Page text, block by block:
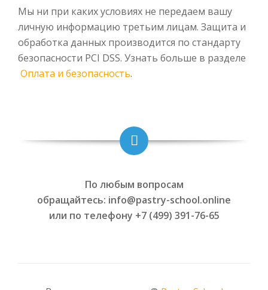
Мы ни при каких условиях не передаем вашу
личную информацию третьим лицам. Защита и
обработка данных производится по стандарту
безопасности PCI DSS. Узнать больше в разделе
Оплата и безопасность.
По любым вопросам
обращайтесь: info@pastry-school.online
или по телефону +7 (499) 391-76-65